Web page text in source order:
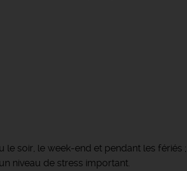
le soir, le week-end et pendant les fériés ;
niveau de stress important.